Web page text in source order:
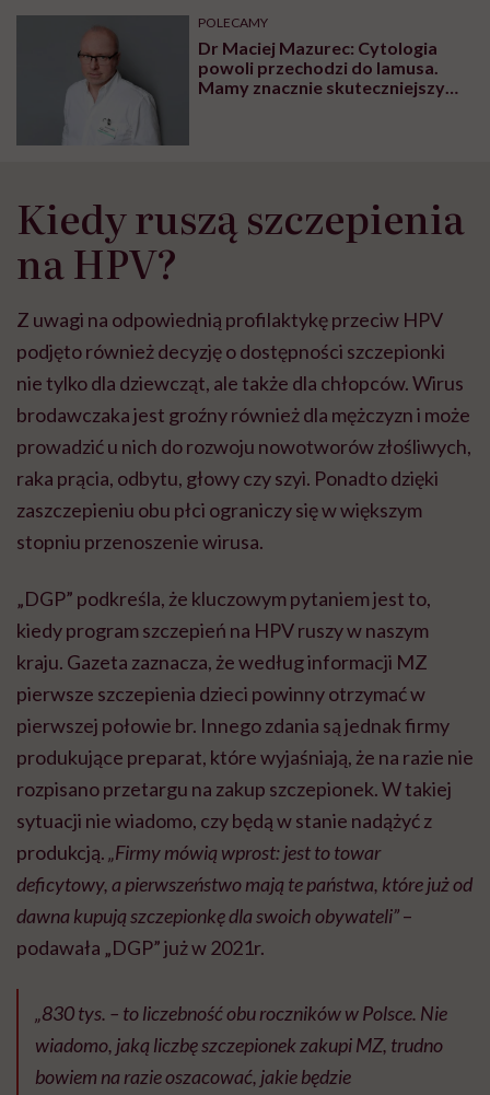
może chyba tylko
głupota i brak
wyobraźni"
pracy
POLECAMY
Dr Maciej Mazurec: Cytologia
powoli przechodzi do lamusa.
Mamy znacznie skuteczniejszy
Kiedy ruszą szczepienia
na HPV?
Z uwagi na odpowiednią profilaktykę przeciw HPV
podjęto również decyzję o dostępności szczepionki
nie tylko dla dziewcząt, ale także dla chłopców. Wirus
brodawczaka jest groźny również dla mężczyzn i może
prowadzić u nich do rozwoju nowotworów złośliwych,
raka prącia, odbytu, głowy czy szyi. Ponadto dzięki
zaszczepieniu obu płci ograniczy się w większym
stopniu przenoszenie wirusa.
„DGP” podkreśla, że kluczowym pytaniem jest to,
kiedy program szczepień na HPV ruszy w naszym
kraju. Gazeta zaznacza, że według informacji MZ
pierwsze szczepienia dzieci powinny otrzymać w
pierwszej połowie br. Innego zdania są jednak firmy
produkujące preparat, które wyjaśniają, że na razie nie
rozpisano przetargu na zakup szczepionek. W takiej
sytuacji nie wiadomo, czy będą w stanie nadążyć z
produkcją.„Firmy mówią wprost: jest to towar
deficytowy, a pierwszeństwo mają te państwa, które już od
dawna kupują szczepionkę dla swoich obywateli”–
podawała „DGP” już w 2021r.
„830 tys. – to liczebność obu roczników w Polsce. Nie
wiadomo, jaką liczbę szczepionek zakupi MZ, trudno
bowiem na razie oszacować, jakie będzie